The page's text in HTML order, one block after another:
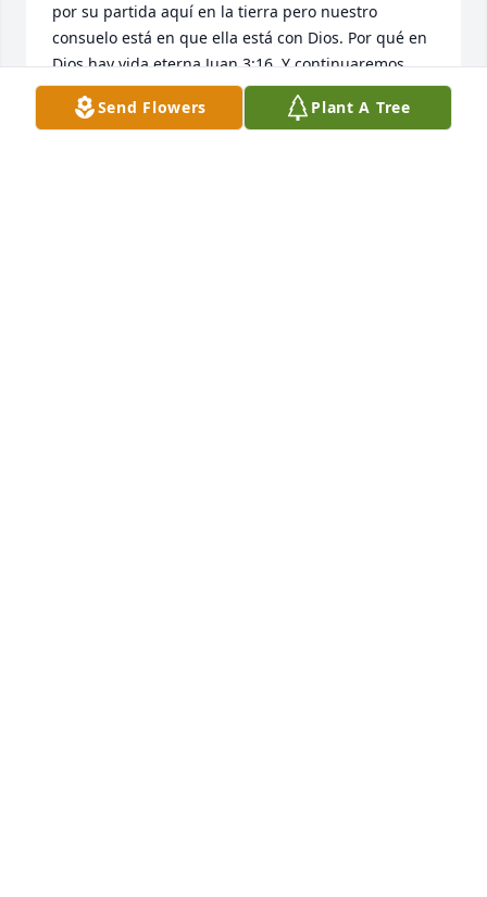
por su partida aquí en la tierra pero nuestro
consuelo está en que ella está con Dios. Por qué en
Dios hay vida eterna Juan 3:16. Y continuaremos
orando  Amén. 1 Tesalonicenses 5:16-18
Send Flowers Plant A Tree